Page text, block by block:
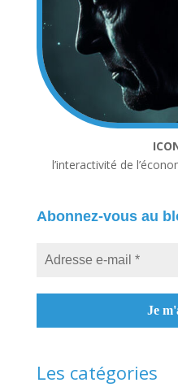
l’interactivité de
Abonnez-vous au
Les catégories